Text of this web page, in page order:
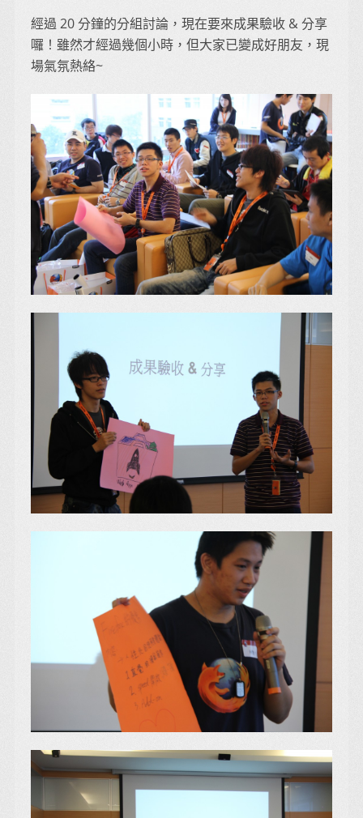
經過 20 分鐘的分組討論，現在要來成果驗收 & 分享
囉！雖然才經過幾個小時，但大家已變成好朋友，現
場氣氛熱絡~